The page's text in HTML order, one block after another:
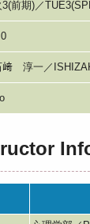
3(前期)／
﨑 淳一／